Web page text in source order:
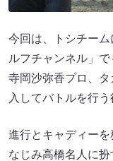
今回は、トシチー
ルフチャンネル」
寺岡沙弥香プロ、
入してバトルを行う
進行とキャディー
なじみ高橋名人に